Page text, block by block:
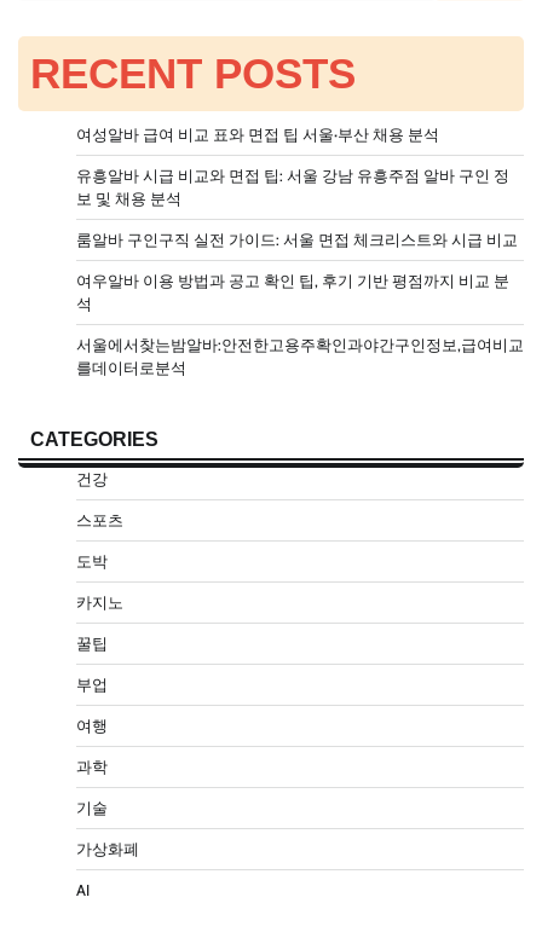
RECENT POSTS
여성알바 급여 비교 표와 면접 팁 서울·부산 채용 분석
유흥알바 시급 비교와 면접 팁: 서울 강남 유흥주점 알바 구인 정
보 및 채용 분석
룸알바 구인구직 실전 가이드: 서울 면접 체크리스트와 시급 비교
여우알바 이용 방법과 공고 확인 팁, 후기 기반 평점까지 비교 분
석
서울에서찾는밤알바:안전한고용주확인과야간구인정보,급여비교
를데이터로분석
CATEGORIES
건강
스포츠
도박
카지노
꿀팁
부업
여행
과학
기술
가상화폐
AI